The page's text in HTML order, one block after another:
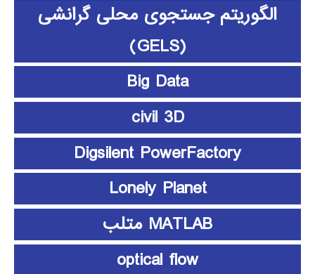
الگوریتم جستجوی محلی گرانشی
(GELS)
Big Data
civil 3D
Digsilent PowerFactory
Lonely Planet
MATLAB متلب
optical flow